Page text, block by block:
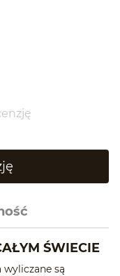
ŚWIECIE
wyliczane są